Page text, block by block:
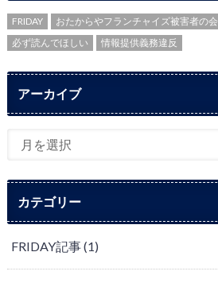
FRIDAY おたからやフランチャイズ被害者の会
必ず読んでほしい
情報提供義務違反
アーカイブ
カテゴリー
FRIDAY記事(1)